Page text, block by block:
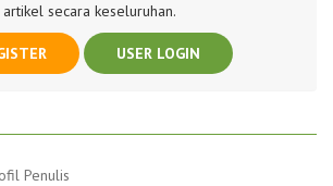
artikel secara keseluruhan.
USER LOGIN
Penulis